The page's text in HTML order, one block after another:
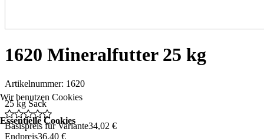
1620 Mineralfutter 25 kg
Artikelnummer: 1620
25 kg Sack
Basispreis für Variante34,02 €
Endpreis36,40 €
Wir benutzen Cookies
Essentielle Cookies